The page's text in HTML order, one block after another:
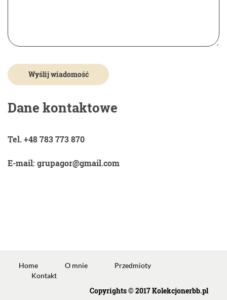
Dane kontaktowe
Tel. +48 783 773 870
E-mail: grupagor@gmail.com
Home O mnie
Przedmioty
Kontakt
Copyrights © 2017 Kolekcjonerbb.pl